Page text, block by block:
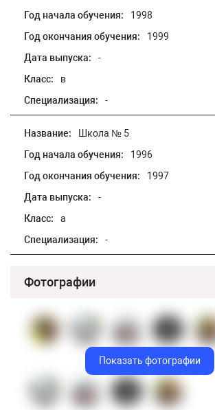
Год начала обучения:
1998
Год окончания обучения:
1999
Дата выпуска:
-
Класс:
в
Специализация:
-
Название:
Школа № 5
Год начала обучения:
1996
Год окончания обучения:
1997
Дата выпуска:
-
Класс:
а
Специализация:
-
Фотографии
Показать фотографии